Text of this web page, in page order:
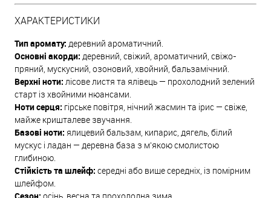
ХАРАКТЕРИСТИКИ
Тип аромату: деревний ароматичний.
Основні акорди: деревний, свіжий, ароматичний, свіжо-
пряний, мускусний, озоновий, хвойний, бальзамічний.
Верхні ноти: лісове листя та ялівець — прохолодний зелений
старт із хвойними нюансами.
Ноти серця: гірське повітря, нічний жасмин та ірис — свіже,
майже кришталеве звучання.
Базові ноти: ялицевий бальзам, кипарис, дягель, білий
мускус і ладан — деревна база з м'якою смолистою
глибиною.
Стійкість та шлейф: середні або вище середніх, із помірним
шлейфом.